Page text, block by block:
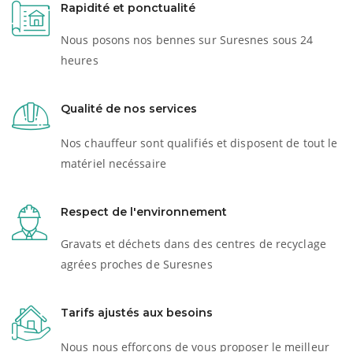
Rapidité et ponctualité
Nous posons nos bennes sur Suresnes sous 24
heures
Qualité de nos services
Nos chauffeur sont qualifiés et disposent de tout le
matériel necéssaire
Respect de l'environnement
Gravats et déchets dans des centres de recyclage
agrées proches de Suresnes
Tarifs ajustés aux besoins
Nous nous efforçons de vous proposer le meilleur